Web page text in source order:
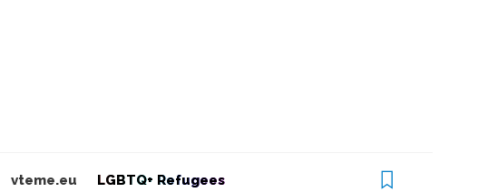
vteme.eu LGBTQ+ Refugees